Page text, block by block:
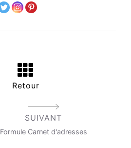
Retour
SUIVANT
Formule Carnet d'adresses